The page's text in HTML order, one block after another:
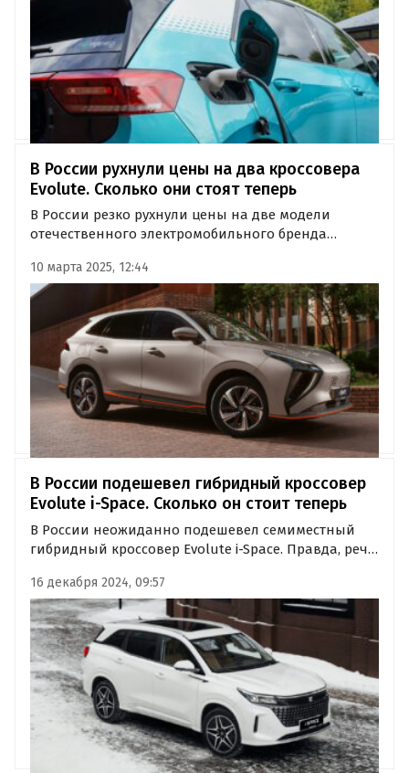
В России рухнули цены на два кроссовера
Evolute. Сколько они стоят теперь
В России резко рухнули цены на две модели
отечественного электромобильного бренда
Evolute i-Jet, выпускаемые на заводе
«Моторинвест», о чем «Автоновости дня» узнали в
ходе регулярного мониторинга…
10 марта 2025, 12:44
В России подешевел гибридный кроссовер
Evolute i-Space. Сколько он стоит теперь
В России неожиданно подешевел семиместный
гибридный кроссовер Evolute i-Space. Правда, речь
сообщают «Автоновости дня».
16 декабря 2024, 09:57